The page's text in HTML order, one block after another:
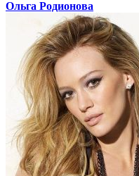
Ольга Родионова